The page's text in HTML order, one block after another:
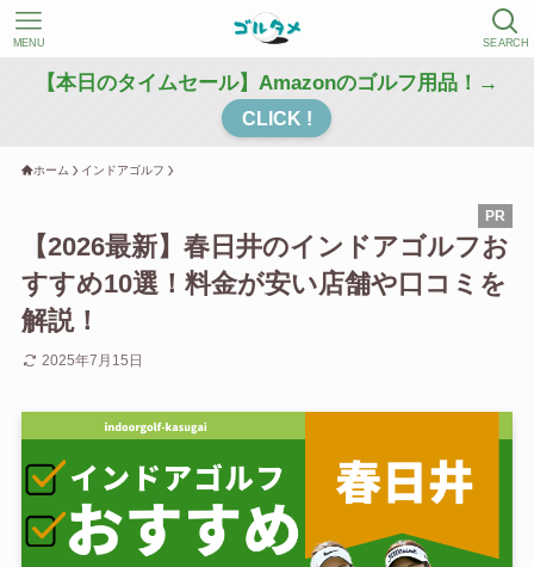
SEARCH
MENU
【本日のタイムセール】Amazonのゴルフ用品！→
CLICK !
ホーム インドアゴルフ
【2026最新】春日井のインドアゴルフお
すすめ10選！料金が安い店舗や口コミを
解説！
2025年7月15日